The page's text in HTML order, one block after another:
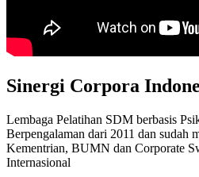
Sinergi Corpora
Lembaga Pelatihan SDM berbasis
Berpengalaman dari 2011 dan sudah
Kementrian, BUMN dan Corporate
Internasional